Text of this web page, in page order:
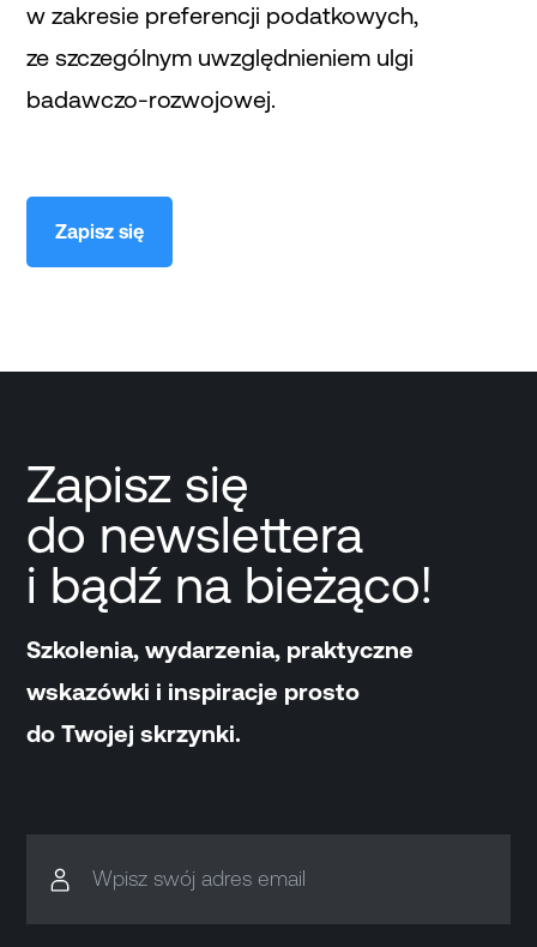
w zakresie preferencji podatkowych,
ze szczególnym uwzględnieniem ulgi
badawczo-rozwojowej.
Zapisz się
Zapisz się
do newslettera
i bądź na bieżąco!
Szkolenia, wydarzenia, praktyczne
wskazówki i inspiracje prosto
do Twojej skrzynki.
Wpisz swój adres email